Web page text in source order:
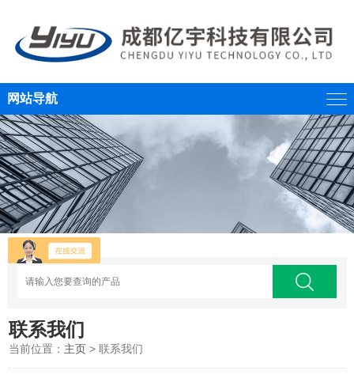
网站导航
联系我们
当前位置： 主页 > 联系我们